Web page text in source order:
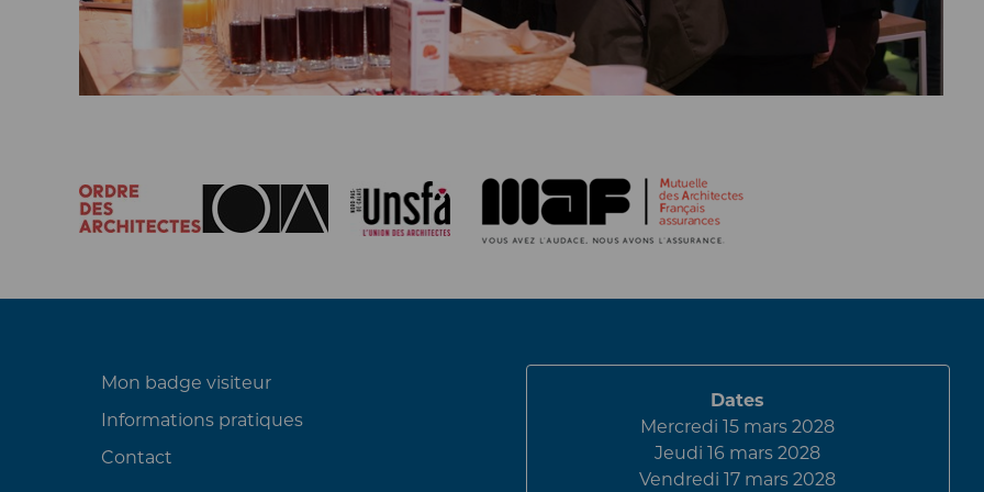
Mon badge visiteur
Informations pratiques
Contact
Dates
Mercredi 15 mars 2028
Jeudi 16 mars 2028
Vendredi 17 mars 2028